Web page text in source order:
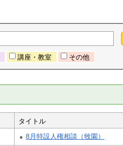
講座・教室 その他
タイトル
8月特設人権相談（牧園）